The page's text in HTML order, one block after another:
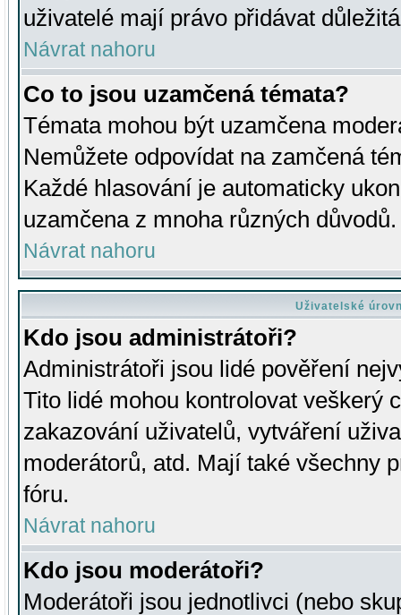
uživatelé mají právo přidávat
Návrat nahoru
Co to jsou uzamčená témata?
Témata mohou být uzamčena
Nemůžete odpovídat na zamčená
Každé hlasování je automaticky
uzamčena z mnoha různých důvodů.
Návrat nahoru
Uživatelské
Kdo jsou administrátoři?
Administrátoři jsou lidé pověření
Tito lidé mohou kontrolovat veškerý
zakazování uživatelů, vytváření
moderátorů, atd. Mají také všechny
fóru.
Návrat nahoru
Kdo jsou moderátoři?
Moderátoři jsou jednotlivci (nebo